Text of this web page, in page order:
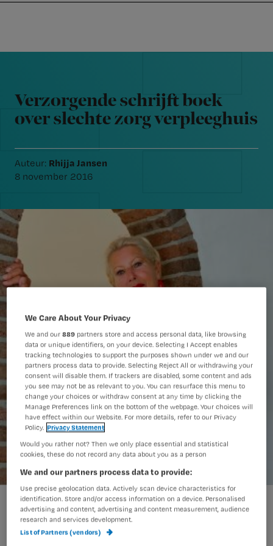
navigation
content
Nursing
Tol_C_16102601.jpg
Verzorgende schrijft boek
over slechte zorg verpleeghuis
Auteur: Rhijja Jansen
8 november 2016
We Care About Your Privacy
We and our889 partners store and access personal data, like browsing
data or unique identifiers, on your device. Selecting I Accept enables
tracking technologies to support the purposes shown under we and our
partners process data to provide. Selecting Reject All or withdrawing your
consent will disable them. If trackers are disabled, some content and ads
you see may not be as relevant to you. You can resurface this menu to
change your choices or withdraw consent at any time by clicking the
Manage Preferences link on the bottom of the webpage. Your choices will
have effect within our Website. For more details, refer to our Privacy
Policy. Privacy Statement
Would you rather not? Then we only place essential and statistical
cookies, these do not record any data about you as a person
We and our partners process data to provide:
Use precise geolocation data. Actively scan device characteristics for
identification. Store and/or access information on a device. Personalised
advertising and content, advertising and content measurement, audience
research and services development.
List of Partners (vendors)